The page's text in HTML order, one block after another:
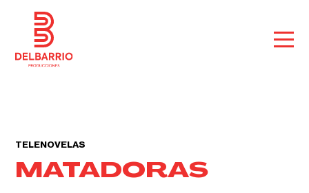
TELENOVELAS
MATADORAS